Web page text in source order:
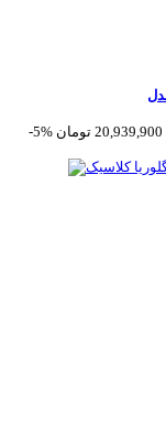
-5%
20,939,900 تومان